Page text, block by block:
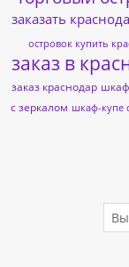
заказать
островок купить
заказ в
заказ краснодар
с зеркалом шкаф-купе